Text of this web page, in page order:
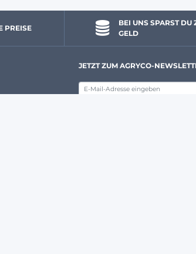
PREISE
BEI UNS SPARST DU
GELD
JETZT ZUM AGRYCO-